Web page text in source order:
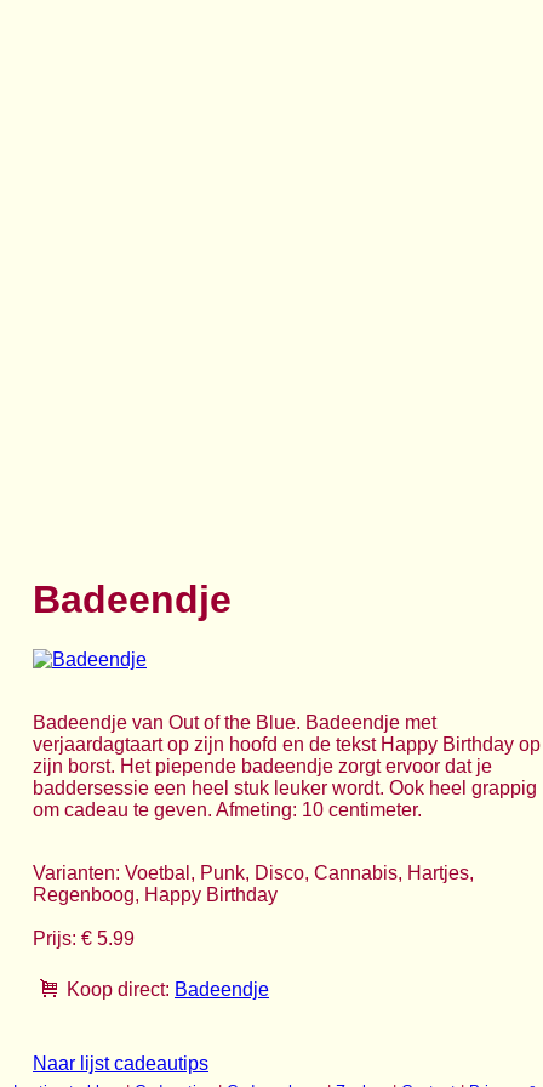
Badeendje
Badeendje van Out of the Blue. Badeendje met
verjaardagtaart op zijn hoofd en de tekst Happy Birthday op
zijn borst. Het piepende badeendje zorgt ervoor dat je
baddersessie een heel stuk leuker wordt. Ook heel grappig
om cadeau te geven. Afmeting: 10 centimeter.
Varianten: Voetbal, Punk, Disco, Cannabis, Hartjes,
Regenboog, Happy Birthday
Prijs: € 5.99
Koop direct: Badeendje
Naar lijst cadeautips